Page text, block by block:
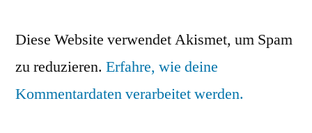
Diese Website verwendet Akismet, um Spam
zu reduzieren. Erfahre, wie deine
Kommentardaten verarbeitet werden.